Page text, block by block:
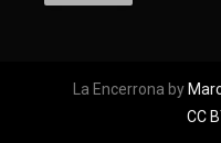
La Encerrona by
CC